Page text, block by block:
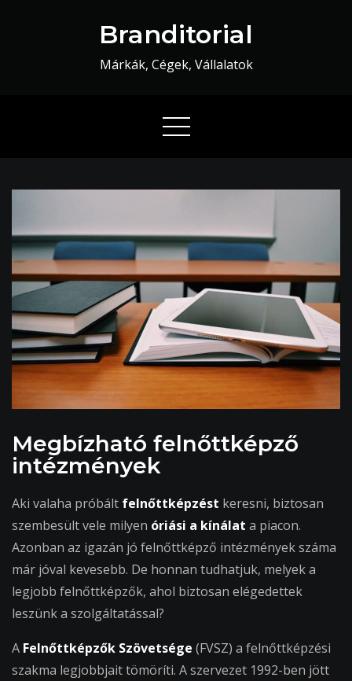
Branditorial
Márkák, Cégek, Vállalatok
Megbízható felnőttképző
intézmények
Aki valaha próbált felnőttképzést keresni, biztosan
szembesült vele milyen óriási a kínálat a piacon.
Azonban az igazán jó felnőttképző intézmények száma
már jóval kevesebb. De honnan tudhatjuk, melyek a
legjobb felnőttképzők, ahol biztosan elégedettek
leszünk a szolgáltatással?
A Felnőttképzők Szövetsége (FVSZ) a felnőttképzési
szakma legjobbjait tömöríti. A szervezet 1992-ben jött